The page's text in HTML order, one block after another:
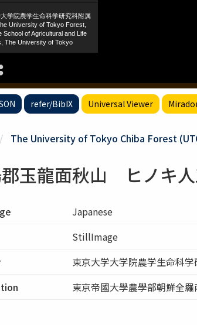
refer/BibIX Universal Viewer
The University of Tokyo Chiba Forest
玉龍面秋山 ヒノキ
Japanese
StillImage
東京大学大学院農学生命科
東京帝國大學農學部朝鮮全